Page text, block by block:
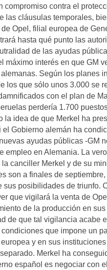
contra el
las cláusulas temporales,
de Opel, filial europea de
hasta qué punto las
de las ayudas
máximo interés en que GM
Según los planes
los que sólo unos 3.000 se
con el plan de
perdería 1.700
idea de que Merkel ha
Gobierno alemán ha
ayudas públicas -GM
empleo en Alemania. La
canciller Merkel y de su
son a finales de
posibilidades de triunfo.
que vigilará la venta de
de la producción en
de que tal vigilancia acabe
que impone un
y en sus
Merkel ha
español es negociar con